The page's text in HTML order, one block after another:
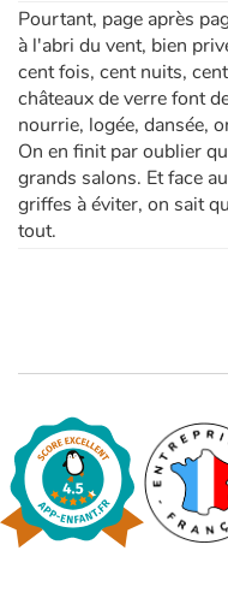
Pourtant, page après
à l'abri du vent, bien
cent fois, cent nuits,
châteaux de verre font
nourrie, logée, dansée,
On en finit par oublier
grands salons. Et face
griffes à éviter, on sait
tout.